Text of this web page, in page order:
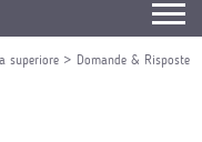
superiore > Domande & Risposte